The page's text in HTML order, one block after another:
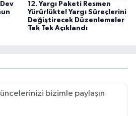
12. Yargı Paketi Resmen
Yürürlükte! Yargı Süreçlerini
Değiştirecek Düzenlemeler
Tek Tek Açıklandı